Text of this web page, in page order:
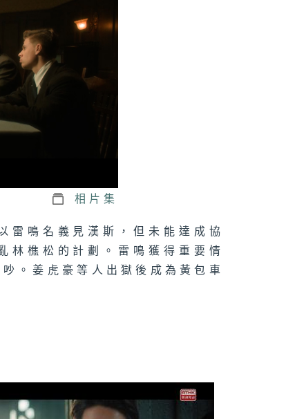
廠位置被查出
二集：蘇區
量假鈔
十集：沈近真
區
十九集：徐諾
魏若來逃走
相片集
雷鳴名義見漢斯，但未能達成協
林樵松的計劃。雷鳴獲得重要情
。姜虎豪等人出獄後成為黃包車